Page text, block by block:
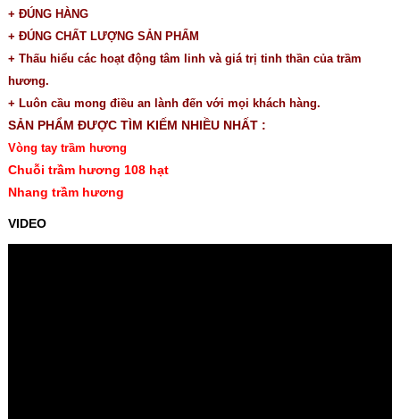
+ ĐÚNG HÀNG
+ ĐÚNG CHẤT LƯỢNG SẢN PHẨM
+ Thấu hiểu các hoạt động tâm linh và giá trị tinh thần của trầm
hương.
+ Luôn cầu mong điều an lành đến với mọi khách hàng.
SẢN PHẨM ĐƯỢC TÌM KIẾM NHIỀU NHẤT :
Vòng tay trầm hương
Chuỗi trầm hương 108 hạt
Nhang trầm hương
VIDEO